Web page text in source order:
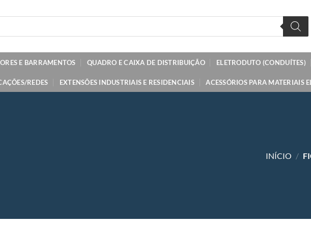
E BARRAMENTOS QUADRO E CAIXA DE DISTRIBUIÇÃO ELETRODUTO (CONDUÍTES)
REDES EXTENSÕES INDUSTRIAIS E RESIDENCIAIS ACESSÓRIOS PARA MATERIAIS
INÍCIO /